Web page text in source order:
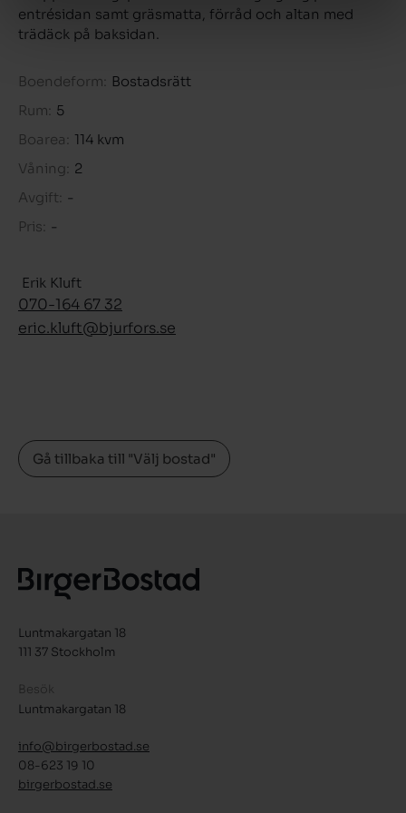
entrésidan samt gräsmatta, förråd och altan med
trädäck på baksidan.
Boendeform: Bostadsrätt
Rum: 5
Boarea: 114 kvm
Våning: 2
Avgift: -
Pris: -
Erik Kluft
070-164 67 32
eric.kluft­@bjurfors.se
Gå tillbaka till "Välj bostad"
Luntmakargatan 18
111 37 Stockholm
Besök
Luntmakargatan 18
info@birgerbostad.se
08-623 19 10
birgerbostad.se